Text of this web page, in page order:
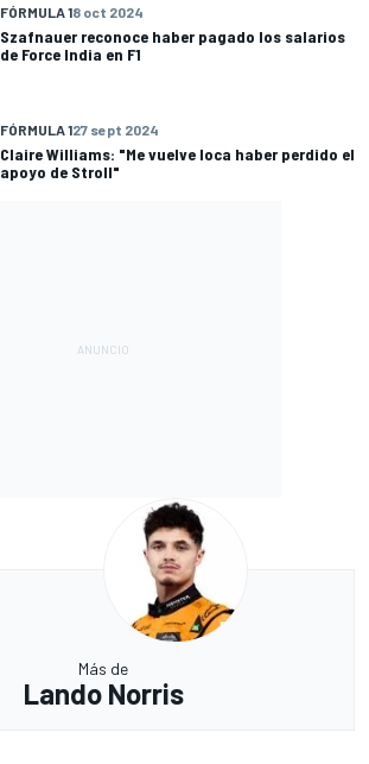
FÓRMULA 18 oct 2024
Szafnauer reconoce haber pagado los salarios
de Force India en F1
FÓRMULA 127 sept 2024
Claire Williams: "Me vuelve loca haber perdido el
apoyo de Stroll"
Más de
Lando Norris